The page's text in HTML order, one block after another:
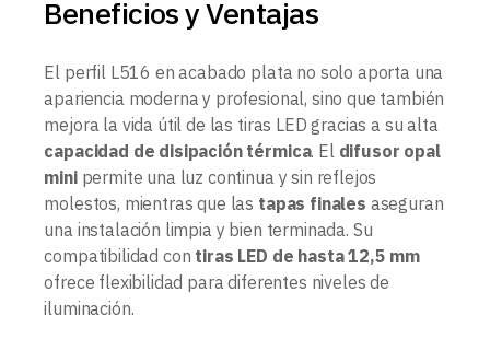
Beneficios y Ventajas
El perfil L516 en acabado plata no solo aporta una
apariencia moderna y profesional, sino que también
mejora la vida útil de las tiras LED gracias a su alta
capacidad de disipación térmica. El difusor opal
minipermite una luz continua y sin reflejos
molestos, mientras que las tapas finales aseguran
una instalación limpia y bien terminada. Su
compatibilidad con tiras LED de hasta 12,5 mm
ofrece flexibilidad para diferentes niveles de
iluminación.